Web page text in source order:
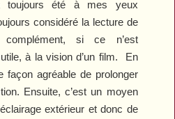
toujours été à mes yeux
considéré la lecture de
si ce n’est
à la vision d’un film. En
façon agréable de prolonger
Ensuite, c’est un moyen
extérieur et donc de